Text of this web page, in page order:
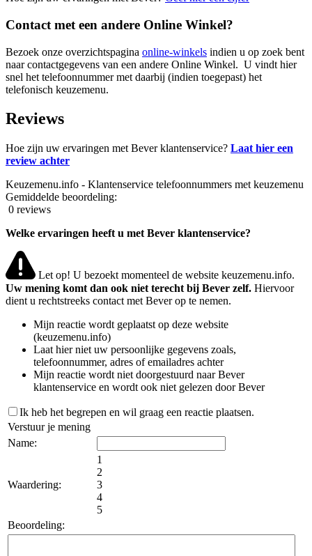
Contact met een andere Online Winkel?
Bezoek onze overzichtspagina online-winkels indien u op zoek bent
naar contactgegevens van een andere Online Winkel. U vindt hier
snel het telefoonnummer met daarbij (indien toegepast) het
telefonisch keuzemenu.
Reviews
Hoe zijn uw ervaringen met Bever klantenservice? Laat hier een
review achter
Keuzemenu.info - Klantenservice telefoonnummers met keuzemenu
Gemiddelde beoordeling:
0 reviews
Welke ervaringen heeft u met Bever klantenservice?
Let op! U bezoekt momenteel de website keuzemenu.info.
Uw mening komt dan ook niet terecht bij Bever zelf. Hiervoor
dient u rechtstreeks contact met Bever op te nemen.
Mijn reactie wordt geplaatst op deze website
(keuzemenu.info)
Laat hier niet uw persoonlijke gegevens zoals,
telefoonnummer, adres of emailadres achter
Mijn reactie wordt niet doorgestuurd naar Bever
klantenservice en wordt ook niet gelezen door Bever
Ik heb het begrepen en wil graag een reactie plaatsen.
Verstuur je mening
Name:
Waardering:
1
2
3
4
5
Beoordeling: